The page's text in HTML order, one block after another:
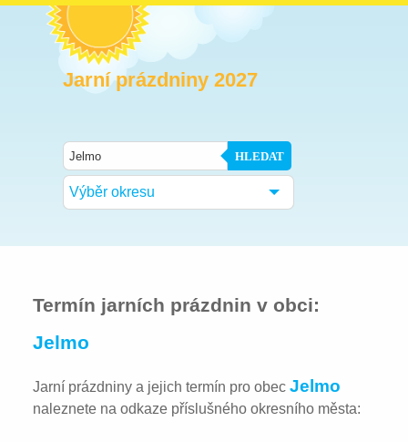
Jarní prázdniny 2027
HLEDAT
Výběr okresu
Termín jarních prázdnin v obci:
Jelmo
Jarní prázdniny a jejich termín pro obecJelmo
naleznete na odkaze příslušného okresního města: